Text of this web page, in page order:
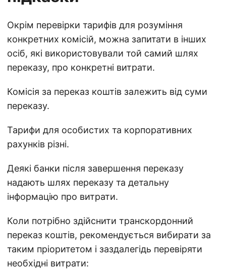
Окрім перевірки тарифів для розуміння
конкретних комісій, можна запитати в інших
осіб, які використовували той самий шлях
переказу, про конкретні витрати.
Комісія за переказ коштів залежить від суми
переказу.
Тарифи для особистих та корпоративних
рахунків різні.
Деякі банки після завершення переказу
надають шлях переказу та детальну
інформацію про витрати.
Коли потрібно здійснити транскордонний
переказ коштів, рекомендується вибирати за
таким пріоритетом і заздалегідь перевіряти
необхідні витрати: